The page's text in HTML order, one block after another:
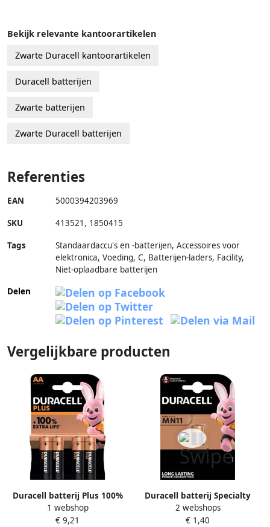
Bekijk relevante kantoorartikelen
Zwarte Duracell kantoorartikelen
Duracell batterijen
Zwarte batterijen
Zwarte Duracell batterijen
Referenties
EAN 5000394203969
SKU 413521 , 1850415
Tags
Standaardaccu's en -batterijen, Accessoires voor
elektronica, Voeding, C, Batterijen-laders, Facility,
Niet-oplaadbare batterijen
Delen
Vergelijkbare producten
Duracell batterij Plus 100%
AA blister van 4 stuks
1 webshop
€ 9,21
Duracell batterij Specialty
MN11 op blister
2 webshops
€ 1,40